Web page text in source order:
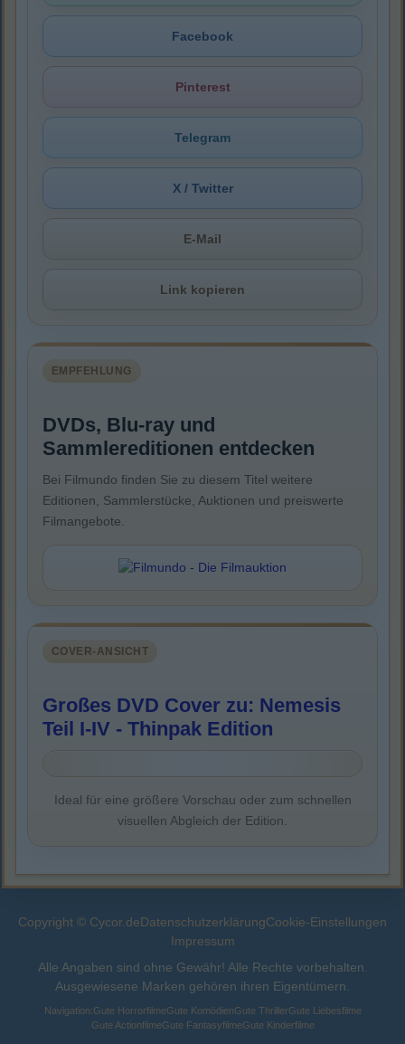
Facebook
Pinterest
Telegram
X / Twitter
E-Mail
Link kopieren
EMPFEHLUNG
DVDs, Blu-ray und
Sammlereditionen entdecken
Bei Filmundo finden Sie zu diesem Titel weitere
Editionen, Sammlerstücke, Auktionen und preiswerte
Filmangebote.
COVER-ANSICHT
Großes DVD Cover zu: Nemesis
Teil I-IV - Thinpak Edition
Ideal für eine größere Vorschau oder zum schnellen
visuellen Abgleich der Edition.
Copyright © Cycor.deDatenschutzerklärungCookie-Einstellungen
Impressum
Alle Angaben sind ohne Gewähr! Alle Rechte vorbehalten.
Ausgewiesene Marken gehören ihren Eigentümern.
Navigation:Gute HorrorfilmeGute KomödienGute ThrillerGute Liebesfilme
Gute ActionfilmeGute FantasyfilmeGute Kinderfilme